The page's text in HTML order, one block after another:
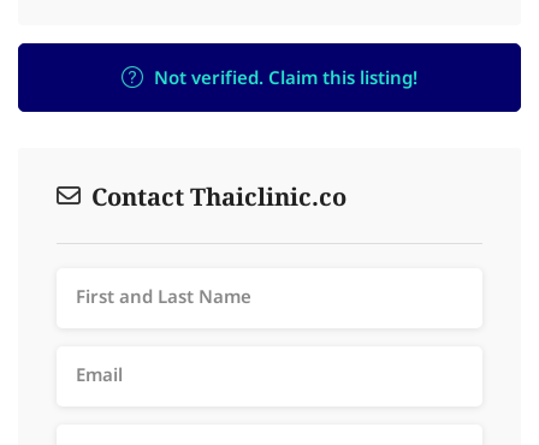
Not verified. Claim this listing!
Contact Thaiclinic.co